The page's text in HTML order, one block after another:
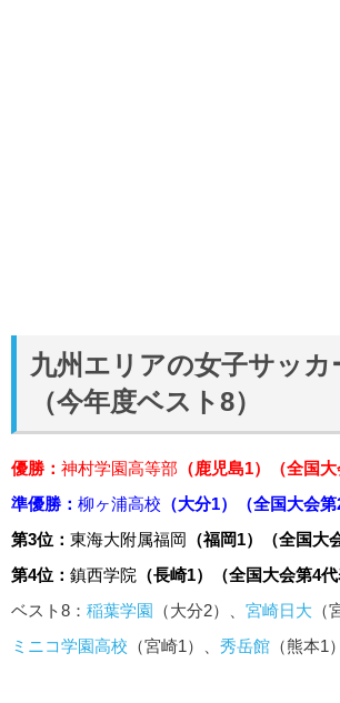
九州エリアの女子サッカ
（今年度ベスト8）
優勝： 神村学園高等部 （鹿児島1）（全国大
準優勝： 柳ヶ浦高校 （大分1）（全国大会第
第3位： 東海大附属福岡 （福岡1）（全国大
第4位： 鎮西学院 （長崎1）（全国大会第4代
ベスト8： 稲葉学園 （大分2）、 宮崎日大 （
ミニコ学園高校 （宮崎1）、 秀岳館 （熊本1）